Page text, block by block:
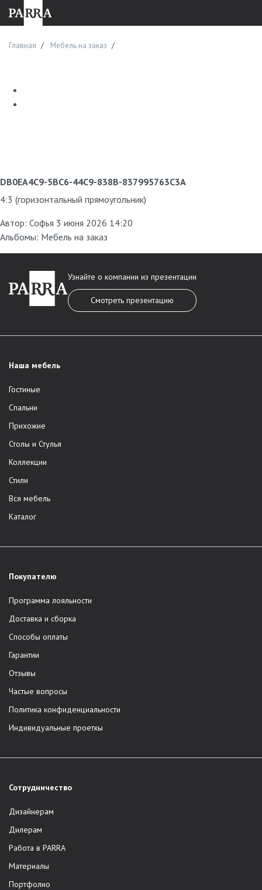
Главная Мебель на заказ
DB0EA4C9-5BC6-44C9-838B-837995763C3A
4:3 (горизонтальный прямоугольник)
Автор: Софья 3 июня 2026 14:20
Альбомы: Мебель на заказ
Наша мебель
Гостиные
Спальни
Прихожие
Столы и Стулья
Коллекции
Стили
Вся мебель
Каталог
Покупателю
Программа лояльности
Доставка и сборка
Способы оплаты
Гарантии
Отзывы
Частые вопросы
Политика конфиденциальности
Индивидуальные проеткы
Сотрудничество
Дизайнерам
Дилерам
Работа в PARRA
Материалы
Портфолио
Узнайте о компании из презентации
Смотреть презентацию